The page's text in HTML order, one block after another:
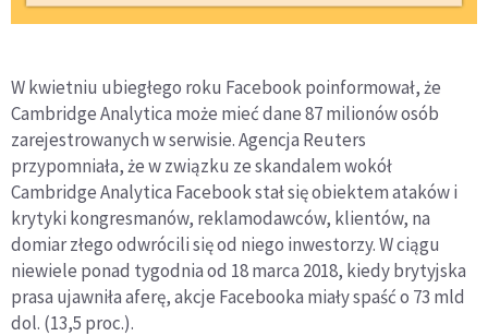
W kwietniu ubiegłego roku Facebook poinformował, że
Cambridge Analytica może mieć dane 87 milionów osób
zarejestrowanych w serwisie. Agencja Reuters
przypomniała, że w związku ze skandalem wokół
Cambridge Analytica Facebook stał się obiektem ataków i
krytyki kongresmanów, reklamodawców, klientów, na
domiar złego odwrócili się od niego inwestorzy. W ciągu
niewiele ponad tygodnia od 18 marca 2018, kiedy brytyjska
prasa ujawniła aferę, akcje Facebooka miały spaść o 73 mld
dol. (13,5 proc.).